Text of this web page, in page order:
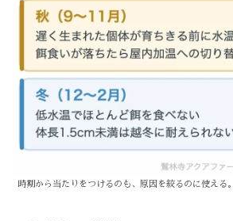
時期から当たりをつけるのも、原因を絞るのに使える。